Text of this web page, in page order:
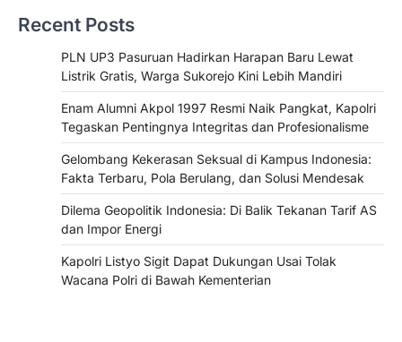
Recent Posts
PLN UP3 Pasuruan Hadirkan Harapan Baru Lewat
Listrik Gratis, Warga Sukorejo Kini Lebih Mandiri
Enam Alumni Akpol 1997 Resmi Naik Pangkat, Kapolri
Tegaskan Pentingnya Integritas dan Profesionalisme
Gelombang Kekerasan Seksual di Kampus Indonesia:
Fakta Terbaru, Pola Berulang, dan Solusi Mendesak
Dilema Geopolitik Indonesia: Di Balik Tekanan Tarif AS
dan Impor Energi
Kapolri Listyo Sigit Dapat Dukungan Usai Tolak
Wacana Polri di Bawah Kementerian